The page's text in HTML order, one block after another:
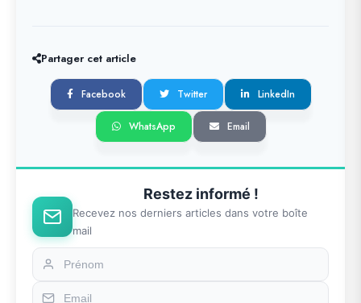
Partager cet article
Facebook Twitter LinkedIn
WhatsApp Email
Restez informé !
Recevez nos derniers articles dans votre boîte
mail